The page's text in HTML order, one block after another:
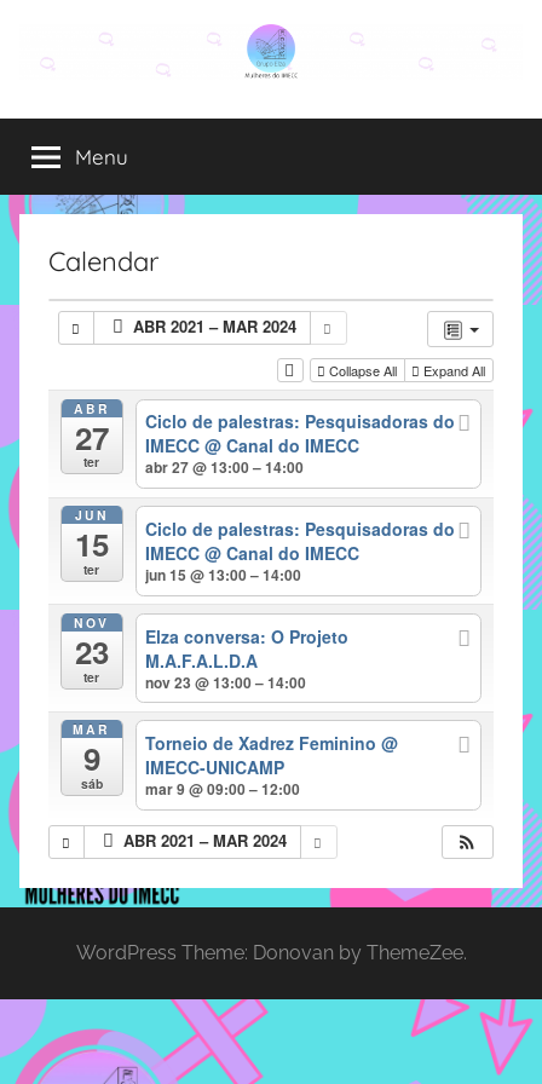
conteúdo
Grupo
Elza
Elza
é
formado
alunas,
funcionárias
IMECC
como
atribuição
implementar
proporcionem
fortalecimento
sociais
profissionais
entre
professores
funcionários
do
IMECC,
Menu
Calendar
ABR 2021 – MAR 2024
Collapse All Expand All
ABR
27
ter
Ciclo de palestras: Pesquisadoras do
IMECC@ Canal do IMECC
abr 27 @ 13:00 – 14:00
JUN
15
ter
Ciclo de palestras: Pesquisadoras do
IMECC@ Canal do IMECC
jun 15 @ 13:00 – 14:00
NOV
23
ter
Elza conversa: O Projeto
M.A.F.A.L.D.A
nov 23 @ 13:00 – 14:00
MAR
9
sáb
Torneio de Xadrez Feminino@
IMECC-UNICAMP
mar 9 @ 09:00 – 12:00
ABR 2021 – MAR 2024
WordPress Theme: Donovan by ThemeZee.